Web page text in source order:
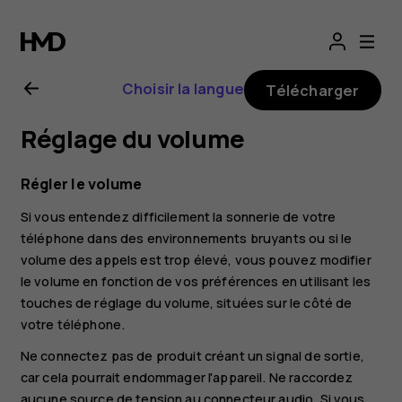
Guide
d'utilisation
Nokia G11
Plus
Choisir la langue Télécharger
Réglage du volume
Régler le volume
Si vous entendez difficilement la sonnerie de votre
téléphone dans des environnements bruyants ou si le
volume des appels est trop élevé, vous pouvez modifier
le volume en fonction de vos préférences en utilisant les
touches de réglage du volume, situées sur le côté de
votre téléphone.
Ne connectez pas de produit créant un signal de sortie,
car cela pourrait endommager l'appareil. Ne raccordez